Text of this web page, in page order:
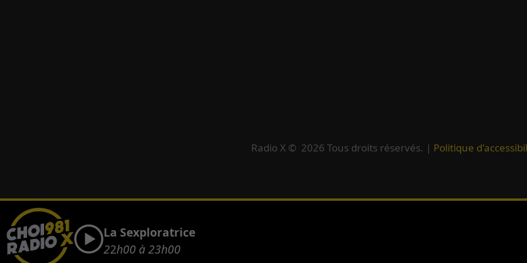
Radio X © 2026 Tous droits réservés. | Politique
La Sexploratrice
22h00 à 23h00